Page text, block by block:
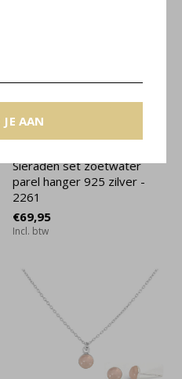
JE AAN
Sieraden set zoetwater
parel hanger 925 zilver -
2261
€69,95
Incl. btw